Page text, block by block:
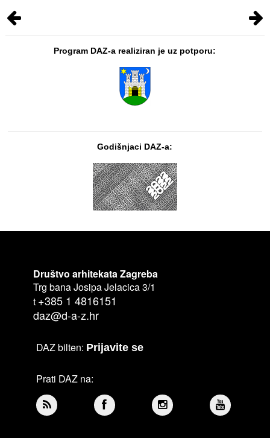
Program DAZ-a realiziran je uz potporu:
Godišnjaci DAZ-a:
Društvo arhitekata Zagreba
Trg bana Josipa Jelacica 3/1
t +385 1 4816151
daz@d-a-z.hr
DAZ bilten: Prijavite se
Prati DAZ na: